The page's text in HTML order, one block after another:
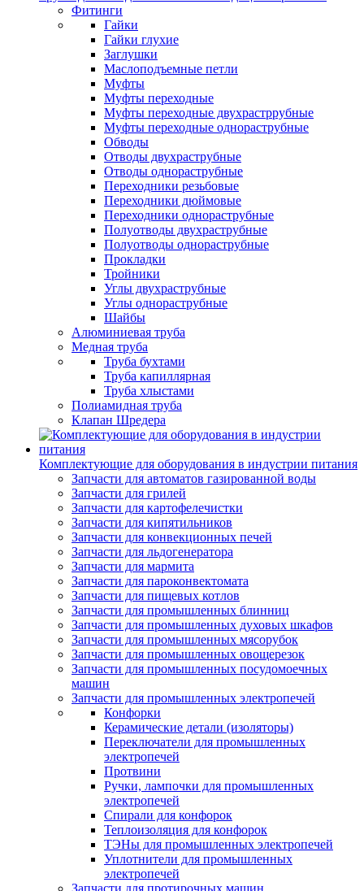
Фитинги
Гайки
Гайки глухие
Заглушки
Маслоподъемные петли
Муфты
Муфты переходные
Муфты переходные двухрастррубные
Муфты переходные однораструбные
Обводы
Отводы двухраструбные
Отводы однораструбные
Переходники резьбовые
Переходники дюймовые
Переходники однораструбные
Полуотводы двухраструбные
Полуотводы однораструбные
Прокладки
Тройники
Углы двухраструбные
Углы однораструбные
Шайбы
Алюминиевая труба
Медная труба
Труба бухтами
Труба капиллярная
Труба хлыстами
Полиамидная труба
Клапан Шредера
Комплектующие для оборудования в индустрии питания
Запчасти для автоматов газированной воды
Запчасти для грилей
Запчасти для картофелечистки
Запчасти для кипятильников
Запчасти для конвекционных печей
Запчасти для льдогенератора
Запчасти для мармита
Запчасти для пароконвектомата
Запчасти для пищевых котлов
Запчасти для промышленных блинниц
Запчасти для промышленных духовых шкафов
Запчасти для промышленных мясорубок
Запчасти для промышленных овощерезок
Запчасти для промышленных посудомоечных
машин
Запчасти для промышленных электропечей
Конфорки
Керамические детали (изоляторы)
Переключатели для промышленных
электропечей
Протвини
Ручки, лампочки для промышленных
электропечей
Спирали для конфорок
Теплоизоляция для конфорок
ТЭНы для промышленных электропечей
Уплотнители для промышленных
электропечей
Запчасти для протирочных машин